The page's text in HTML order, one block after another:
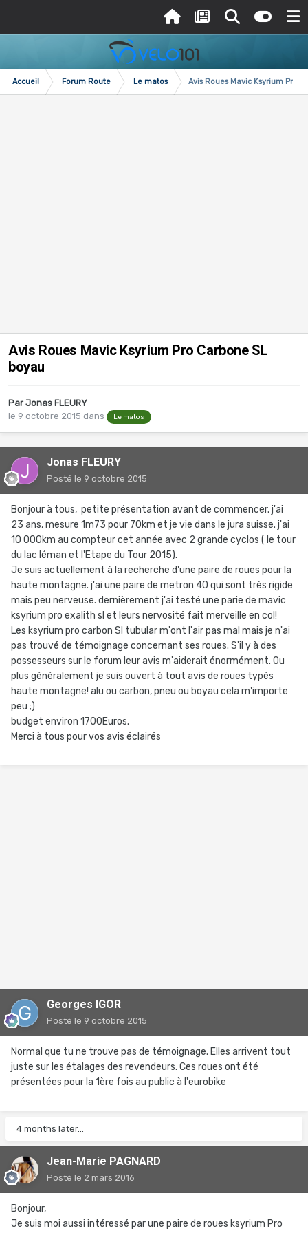
Accueil Forum Route Le matos Avis Roues Mavic Ksyrium Pro
Avis Roues Mavic Ksyrium Pro Carbone SL
boyau
Par Jonas FLEURY
le 9 octobre 2015 dans Le matos
Jonas FLEURY
Posté le 9 octobre 2015
Bonjour à tous, petite présentation avant de commencer. j'ai
23 ans, mesure 1m73 pour 70km et je vie dans le jura suisse. j'ai
10 000km au compteur cet année avec 2 grande cyclos ( le tour
du lac léman et l'Etape du Tour 2015).
Je suis actuellement à la recherche d'une paire de roues pour la
haute montagne. j'ai une paire de metron 40 qui sont très rigide
mais peu nerveuse. dernièrement j'ai testé une parie de mavic
ksyrium pro exalith sl et leurs nervosité fait merveille en col!
Les ksyrium pro carbon Sl tubular m'ont l'air pas mal mais je n'ai
pas trouvé de témoignage concernant ses roues. S'il y à des
possesseurs sur le forum leur avis m'aiderait énormément. Ou
plus généralement je suis ouvert à tout avis de roues typés
haute montagne! alu ou carbon, pneu ou boyau cela m'importe
peu ;)
budget environ 1700Euros.
Merci à tous pour vos avis éclairés
Georges IGOR
Posté le 9 octobre 2015
Normal que tu ne trouve pas de témoignage. Elles arrivent tout
juste sur les étalages des revendeurs. Ces roues ont été
présentées pour la 1ère fois au public à l'eurobike
4 months later...
Jean-Marie PAGNARD
Posté le 2 mars 2016
Bonjour,
Je suis moi aussi intéressé par une paire de roues ksyrium Pro